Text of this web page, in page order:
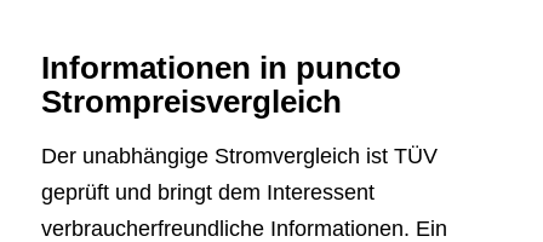
Informationen in puncto
Strompreisvergleich
Der unabhängige Stromvergleich ist TÜV
geprüft und bringt dem Interessent
verbraucherfreundliche Informationen. Ein